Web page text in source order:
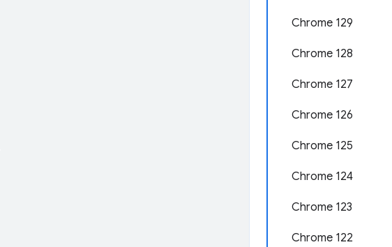
Chrome 129
Chrome 128
Chrome 127
Chrome 126
Chrome 125
Chrome 124
Chrome 123
Chrome 122